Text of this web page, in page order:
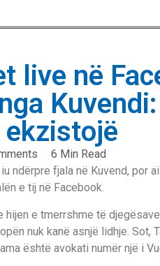
live në
6 Min Read
ndërpre fjala në Kuvend, por
e tij në Facebook.
hijen e tmerrshme të
nuk kanë asnjë lidhje. Sot,
është avokati numër një i